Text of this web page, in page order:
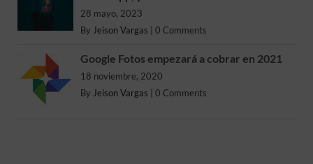
28 mayo, 2023
By Jeison Vargas 0 Comments
Google Fotos empezará a cobrar en 2021
18 noviembre, 2020
By Jeison Vargas 0 Comments